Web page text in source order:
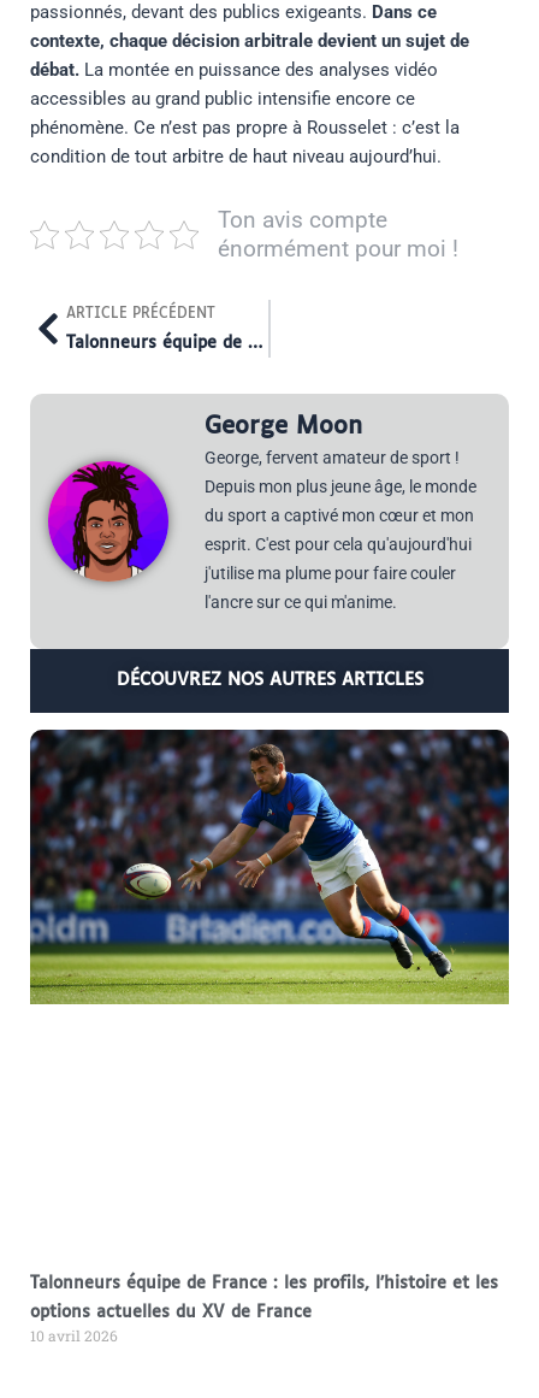
passionnés, devant des publics exigeants. Dans ce
contexte, chaque décision arbitrale devient un sujet de
débat.La montée en puissance des analyses vidéo
accessibles au grand public intensifie encore ce
phénomène. Ce n’est pas propre à Rousselet : c’est la
condition de tout arbitre de haut niveau aujourd’hui.
Ton avis compte
énormément pour moi !
ARTICLE PRÉCÉDENT
Talonneurs équipe de France : les profils, l’histoire et les options actuelles du XV de France
George Moon
George, fervent amateur de sport !
Depuis mon plus jeune âge, le monde
du sport a captivé mon cœur et mon
esprit. C'est pour cela qu'aujourd'hui
j'utilise ma plume pour faire couler
l'ancre sur ce qui m'anime.
DÉCOUVREZ NOS AUTRES ARTICLES
Talonneurs équipe de France : les profils, l’histoire et les
options actuelles du XV de France
10 avril 2026